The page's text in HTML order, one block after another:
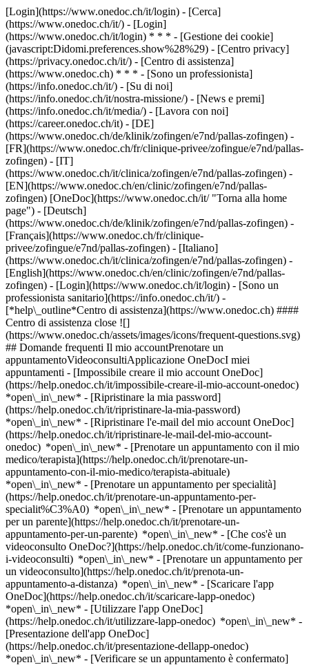
[Login](https://www.onedoc.ch/it/login) - [Cerca]
(https://www.onedoc.ch/it/) - [Login]
(https://www.onedoc.ch/it/login) * * * - [Gestione dei cookie]
(javascript:Didomi.preferences.show%28%29) - [Centro privacy]
(https://privacy.onedoc.ch/it/) - [Centro di assistenza]
(https://www.onedoc.ch) * * * - [Sono un professionista]
(https://info.onedoc.ch/it/) - [Su di noi]
(https://info.onedoc.ch/it/nostra-missione/) - [News e premi]
(https://info.onedoc.ch/it/media/) - [Lavora con noi]
(https://career.onedoc.ch/it) - [DE]
(https://www.onedoc.ch/de/klinik/zofingen/e7nd/pallas-zofingen) -
[FR](https://www.onedoc.ch/fr/clinique-privee/zofingue/e7nd/pallas-
zofingen) - [IT]
(https://www.onedoc.ch/it/clinica/zofingen/e7nd/pallas-zofingen) -
[EN](https://www.onedoc.ch/en/clinic/zofingen/e7nd/pallas-
zofingen) [OneDoc](https://www.onedoc.ch/it/ "Torna alla home
page") - [Deutsch]
(https://www.onedoc.ch/de/klinik/zofingen/e7nd/pallas-zofingen) -
[Français](https://www.onedoc.ch/fr/clinique-
privee/zofingue/e7nd/pallas-zofingen) - [Italiano]
(https://www.onedoc.ch/it/clinica/zofingen/e7nd/pallas-zofingen) -
[English](https://www.onedoc.ch/en/clinic/zofingen/e7nd/pallas-
zofingen) - [Login](https://www.onedoc.ch/it/login) - [Sono un
professionista sanitario](https://info.onedoc.ch/it/) -
[*help\_outline*Centro di assistenza](https://www.onedoc.ch) ####
Centro di assistenza close ![]
(https://www.onedoc.ch/assets/images/icons/frequent-questions.svg)
## Domande frequenti Il mio accountPrenotare un
appuntamentoVideoconsultiApplicazione OneDocI miei
appuntamenti - [Impossibile creare il mio account OneDoc]
(https://help.onedoc.ch/it/impossibile-creare-il-mio-account-onedoc)
*open\_in\_new* - [Ripristinare la mia password]
(https://help.onedoc.ch/it/ripristinare-la-mia-password)
*open\_in\_new* - [Ripristinare l'e-mail del mio account OneDoc]
(https://help.onedoc.ch/it/ripristinare-le-mail-del-mio-account-
onedoc) *open\_in\_new* - [Prenotare un appuntamento con il mio
medico/terapista](https://help.onedoc.ch/it/prenotare-un-
appuntamento-con-il-mio-medico/terapista-abituale)
*open\_in\_new* - [Prenotare un appuntamento per specialità]
(https://help.onedoc.ch/it/prenotare-un-appuntamento-per-
specialit%C3%A0) *open\_in\_new* - [Prenotare un appuntamento
per un parente](https://help.onedoc.ch/it/prenotare-un-
appuntamento-per-un-parente) *open\_in\_new* - [Che cos'è un
videoconsulto OneDoc?](https://help.onedoc.ch/it/come-funzionano-
i-videoconsulti) *open\_in\_new* - [Prenotare un appuntamento per
un videoconsulto](https://help.onedoc.ch/it/prenota-un-
appuntamento-a-distanza) *open\_in\_new* - [Scaricare l'app
OneDoc](https://help.onedoc.ch/it/scaricare-lapp-onedoc)
*open\_in\_new* - [Utilizzare l'app OneDoc]
(https://help.onedoc.ch/it/utilizzare-lapp-onedoc) *open\_in\_new* -
[Presentazione dell'app OneDoc]
(https://help.onedoc.ch/it/presentazione-dellapp-onedoc)
*open\_in\_new* - [Verificare se un appuntamento è confermato](https://help.onedoc.ch/it/verificare-se-un-appuntamento-%C3%A8-confermato) *open\_in\_new* - [Annullare un appuntamento prenotato online su OneDoc](https://help.onedoc.ch/it/annullare-un-appuntamento-prenotato-online-su-onedoc) *open\_in\_new* - [Non ho ricevuto la conferma dell'appuntamento](https://help.onedoc.ch/it/non-ho-ricevuto-la-conferma-dellappuntamento) *open\_in\_new* [Vedi tutti i nostri articoli *open\_in\_new*](https://help.onedoc.ch/it/) # Pallas Zofingen ![Badge che indica un profilo verificato](https://www.onedoc.ch/assets/images/icons/checkmark.svg) ## Clinica Mappa Presentazione Il team ![Icona paziente con segno più che indica che il professionista accetta nuovi pazienti](https://www.onedoc.ch/assets/images/icons/new-patients.svg) ### Pazienti accettati Pallas Zofingen accetta nuovi pazienti ![Icona valigetta che annuncia le specialità del professionista](https://www.onedoc.ch/assets/images/icons/specialties.svg) ### Specialità Oftalmologia [*arrow\_drop\_down*Vedi di più](https://www.onedoc.ch) ![Icona microscopio che annuncia le aree di competenza in cui il professionista è specializzato](https://www.onedoc.ch/assets/images/icons/expertises.svg) ### Competenze Astigmatismo Calazio Campo visivo Cataratta Chirurgia refrattiva Congiuntivite Degenerazione maculare legata all'età (AMD/DMLE) Esame della vista Esame della vista per la patente di guida Fondo oculare Glaucoma Ipermetropia Lenti progressive Miopia Occhi secchi Occhiali Oftalmo-diabetologia Oftalmologia pediatrica Orzaiolo Presbiopia Problemi di vista Riabilitazione visiva | Rieducazione visiva Screening retinopatia diabetica Strabismo Trapianto di cornea [*arrow\_drop\_down*Vedi di più](https://www.onedoc.ch) ![Segnaposto che annuncia la mappa e le informazioni di accesso dello studio](https://www.onedoc.ch/assets/images/icons/map.svg) ### Mappa e informazioni pratiche #### Pallas Zofingen Bärengasse 21 4800 Zofingen #### Orari di apertura Attualmente chiuso - Apre giovedì alle 07:45 *expand\_more* Lunedì: 07:45 - 12:30 e 13:30 - 17:15 Martedì: 07:45 - 12:30 e 13:30 - 17:15 Mercoledì: 07:45 - 12:30 e 13:30 - 17:15 Giovedì: 07:45 - 12:30 e 13:30 - 17:15 Venerdì: 07:45 - 12:30 e 13:30 - 17:00 Sabato: Chiuso Domenica: Chiuso #### Pallas Kliniken [Sedi del Gruppo Clinico](https://www.onedoc.ch/it/gruppo-clinico/gb8o/pallas-kliniken "Sedi del Gruppo Clinico - Pallas Kliniken") #### Sito web [Visita il sito web *open\_in\_new*](https://www.pallas-kliniken.ch/de/standorte/pallas-augenzentrum-zofingen?utm_source=googlemybusiness&utm_medium=organic&utm_campaign=gmb_augenzentrum_zofingen&utm_content=website_button) ![Icona documento che annuncia la presentazione dello studio](https://www.onedoc.ch/assets/images/icons/presentation.svg) ### Presentazione ## Il tuo oculista a Zofingen – Centro di Oculistica Il nostro centro oculistico a Zofingen è il primo punto di riferimento per tutte le preoccupazioni relative agli occhi. Presso il Centro Oculistico di Zofingen, i nostri oculisti offrono una vasta gamma di trattamenti e interventi oculistici, come la diagnosi precoce delle malattie oculari, test visivi, perizie e diverse consulenze specialistiche. Il lavoro dei nostri oculisti presso il Centro Oculistico di Zofingen si distingue per la diagnostica all'avanguardia e anni di esperienza. Siamo lieti di darvi il benvenuto nel nostro Centro Oculistico di Zofingen. [*arrow\_drop\_down*Vedi di più](https://www.onedoc.ch) [](https://assets.onedoc.ch/images/entities/a721a0b50c4825289b130804d3571972c90fef47811da07779b14c59ffefdc25.png)[![Pallas Zofingen, clinica a Zofingen](https://assets.onedoc.ch/images/entities/9f215adeafbacafc4496ec65315dcecc918523fdb1bb907582cc1fb9d00e584d-small.jpg "Pallas Zofingen, clinica a Zofingen")](https://assets.onedoc.ch/images/entities/9f215adeafbacafc4496ec65315dcecc918523fdb1bb907582cc1fb9d00e584d.jpg)[![Pallas Zofingen, clinica a Zofingen](https://assets.onedoc.ch/images/entities/1a20aeb9623f50ca2f61fb82ad341147d5af5ba7a6fadc84a8d8fbc48775d7ae-small.jpg "Pallas Zofingen, clinica a Zofingen")](https://assets.onedoc.ch/images/entities/1a20aeb9623f50ca2f61fb82ad341147d5af5ba7a6fadc84a8d8fbc48775d7ae.jpg)[![Pallas Zofingen, clinica a Zofingen](https://assets.onedoc.ch/images/entities/91a237ec182f2fea9e0cff1a9a7460f48e8a2c53e83a8fcc177e98a87e37d245-small.jpg "Pallas Zofingen, clinica a Zofingen")](https://assets.onedoc.ch/images/entities/91a237ec182f2fea9e0cff1a9a7460f48e8a2c53e83a8fcc177e98a87e37d245.jpg)[![Pallas Zofingen, clinica a Zofingen](https://assets.onedoc.ch/images/entities/cccf84474a09d370ffb1a75f2b35cc4e55ad0cefea89cd84a4955879a568430c-small.jpg "Pallas Zofingen, clinica a Zofingen")](https://assets.onedoc.ch/images/entities/cccf84474a09d370ffb1a75f2b35cc4e55ad0cefea89cd84a4955879a568430c.jpg) ![Icona gruppo di persone che annuncia l’elenco dei professionisti sanitari dello studio](https://www.onedoc.ch/assets/images/icons/team.svg) ### Il team Oculisti [![Elke Gand, oculista a Zofingen](https://assets.onedoc.ch/images/users/ac38be4c2a130ec63f4467180d77450975effa063b513d2e097ba8035d7c9ac5-small.jpg "Elke Gand, oculista a Zofingen") \ __Dr.ssa med. Elke Gand__](https://www.onedoc.ch/it/oculista/zofingen/pcrx9/dr-med-elke-gand) [![Adrian Jordanov, oculista a Zofingen](https://assets.onedoc.ch/images/users/c6542664fbc07a469f36c45c4d2f2cc5869d7276fa46829276417ca7e2c6db55-small.png "Adrian Jordanov, oculista a Zofingen") \ __Dipl. med. Adrian Jordanov__](https://www.onedoc.ch/it/oculista/zofingen/pcrgf/dipl-med-adrian-jordanov) [![Julia Karrer, oculista a Zofingen](https://assets.onedoc.ch/images/users/333fb5ef0a09856c6d9863eb8de80509cb6085aa75503f5f24fa3b4975ea1008-small.png "Julia Karrer, oculista a Zofingen") \ __Dr.ssa med. Julia Karrer__](https://www.onedoc.ch/it/oculista/zofingen/pc2zf/dr-med-julia-karrer) [![Adib Moharram Zadeh, oculista a Zofingen](https://assets.onedoc.ch/images/users/252547a0e4f979053f8cd8c744f847a99f7373eaaee59d51c33f427fe884cbd8-small.png "Adib Moharram Zadeh, oculista a Zofingen") \ __Dr. med. Adib Moharram Zadeh__](https://www.onedoc.ch/it/oculista/zofingen/pc2ze/dr-med-adib-moharram-zadeh) [![Damiana Weinberger, oculista a Zofingen](https://assets.onedoc.ch/images/users/1bb4449cb3ca913c686d6310d35ad59a23ac8d8e356b42d1af7799f56d9b0550-small.png "Damiana Weinberger, oculista a Zofingen") \ __Dr.ssa med. Damiana Weinberger__](https://www.onedoc.ch/it/oculista/zofingen/pcu9x/dr-med-damiana-weinberger) ![Icona nuvoletta che annuncia la sezione FAQ](https://www.onedoc.ch/assets/images/icons/faq.svg) ### FAQ *expand\_more* *keyboard\_arrow\_right* ## Qual è l'indirizzo di Pallas Zofingen? Pallas Zofingen riceve i pazienti in Bärengasse 21, 4800 Zofingen. * * * *keyboard\_arrow\_right* ## Quali sono gli orari di apertura di Pallas Zofingen? Pallas Zofingen è aperto: - Il lunedì dalle 07:45 alle 12:30 e dalle 13:30 alle 17:15 - Il martedì dalle 07:45 alle 12:30 e dalle 13:30 alle 17:15 - Il mercoledì dalle 07:45 alle 12:30 e dalle 13:30 alle 17:15 - Il giovedì dalle 07:45 alle 12:30 e dalle 13:30 alle 17:15 - Il venerdì dalle 07:45 alle 12:30 e dalle 13:30 alle 17:00 - Il sabato chiuso - La domenica chiuso * * * *keyboard\_arrow\_right* ## Qual è il sito web di Pallas Zofingen? Puoi visitare il sito web di Pallas Zofingen all'indirizzo: [https://www.pallas-kliniken.ch... *open\_in\_new*](https://www.pallas-kliniken.ch/de/standorte/pallas-augenzentrum-zofingen?utm_source=googlemybusiness&utm_medium=organic&utm_campaign=gmb_augenzentrum_zofingen&utm_content=website_button) . * * * *keyboard\_arrow\_right* ## Qual è il numero di telefono di Pallas Zofingen? Il numero di telefono di Pallas Zofingen è [058 335 48 10](tel:+41583354810). * * * *keyboard\_arrow\_right* ## Quali sono le specialità praticate presso Pallas Zofingen? Pallas Zofingen offre consulenze in [Oftalmologia](https://www.onedoc.ch/it/oculista/zofingen). * * * *keyboard\_arrow\_right* ## Quali sono le aree di competenza di Pallas Zofingen? Le aree di competenza di Pallas Zofingen sono: [Astigmatismo](https://www.onedoc.ch/it/astigmatismo/zofingen), [Calazio](https://www.onedoc.ch/it/calazio/zofingen), [Campo visivo](https://www.onedoc.ch/it/campo-visivo/zofingen), [Cataratta](https://www.onedoc.ch/it/cataratta/zofingen), [Chirurgia refrattiva](https://www.onedoc.ch/it/chirurgia-refrattiva/zofingen), [Congiuntivite](https://www.onedoc.ch/it/congiuntivite/zofingen), [Degenerazione maculare legata all'età (AMD/DMLE)](https://www.onedoc.ch/it/degenerazione-maculare-legata-all-eta-amd-dmle/zofingen), [Esame della vista](https://www.onedoc.ch/it/esame-della-vista/zofingen), [Esame della vista per la patente di guida](https://www.onedoc.ch/it/esame-della-vista-per-la-patente-di-guida/zofingen), [Fondo oculare](https://www.onedoc.ch/it/fondo-oculare/zofingen), [Glaucoma](https://www.onedoc.ch/it/glaucoma/zofingen), [Ipermetropia](https://www.onedoc.ch/it/ipermetropia/zofingen), [Lenti progressive](https://www.onedoc.ch/it/lenti-progressive/zofingen), [Miopia](https://www.onedoc.ch/it/miopia/zofingen), [Occhi secchi](https://www.onedoc.ch/it/occhi-secchi/zofingen), [Occhiali](https://www.onedoc.ch/it/occhiali/zofingen), [Oftalmo-diabetologia](https://www.onedoc.ch/it/oftalmo-diabetologia/zofingen), [Oftalmologia pediatrica](https://www.onedoc.ch/it/oftalmologia-pediatrica/zofingen), [Orzaiolo](https://www.onedoc.ch/it/orzaiolo/zofingen), [Presbiopia](https://www.onedoc.ch/it/presbiopia/zofingen), [Problemi di vista](https://www.onedoc.ch/it/problemi-di-vista/zofingen), [Riabilitazione visiva | Rieducazione visiva](https://www.onedoc.ch/it/riabilitazione-visiva-rieducazione-visiva/zofingen), [Screening retinopatia diabetica](https://www.onedoc.ch/it/screening-retinopatia-diabetica/zofingen), [Strabismo](https://www.onedoc.ch/it/strabismo/zofingen) e [Trapianto di cornea